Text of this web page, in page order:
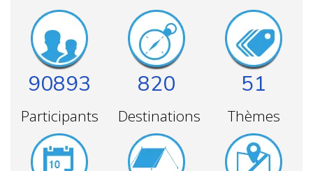
90893
Participants
820
Destinations
51
Thèmes